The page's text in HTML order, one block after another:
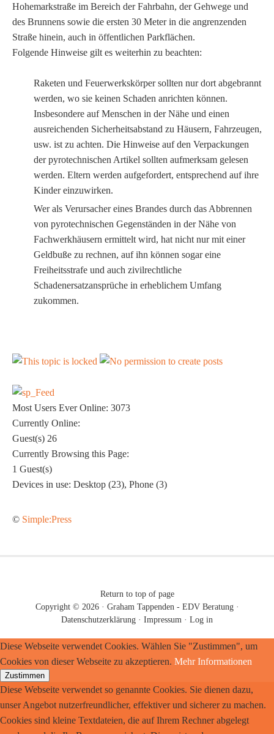
Hohemarkstraße im Bereich der Fahrbahn, der Gehwege und
des Brunnens sowie die ersten 30 Meter in die angrenzenden
Straße hinein, auch in öffentlichen Parkflächen.
Folgende Hinweise gilt es weiterhin zu beachten:
Raketen und Feuerwerkskörper sollten nur dort abgebrannt
werden, wo sie keinen Schaden anrichten können.
Insbesondere auf Menschen in der Nähe und einen
ausreichenden Sicherheitsabstand zu Häusern, Fahrzeugen,
usw. ist zu achten. Die Hinweise auf den Verpackungen
der pyrotechnischen Artikel sollten aufmerksam gelesen
werden. Eltern werden aufgefordert, entsprechend auf ihre
Kinder einzuwirken.
Wer als Verursacher eines Brandes durch das Abbrennen
von pyrotechnischen Gegenständen in der Nähe von
Fachwerkhäusern ermittelt wird, hat nicht nur mit einer
Geldbuße zu rechnen, auf ihn können sogar eine
Freiheitsstrafe und auch zivilrechtliche
Schadenersatzansprüche in erheblichem Umfang
zukommen.
Most Users Ever Online: 3073
Currently Online:
Guest(s) 26
Currently Browsing this Page:
1 Guest(s)
Devices in use: Desktop (23), Phone (3)
© Simple:Press
Return to top of page
Copyright © 2026 · Graham Tappenden - EDV Beratung·
Datenschutzerklärung · Impressum · Log in
Diese Webseite verwendet Cookies. Wählen Sie "Zustimmen", um
Cookies von dieser Webseite zu akzeptieren. Mehr Informationen
Zustimmen
Diese Webseite verwendet so genannte Cookies. Sie dienen dazu,
unser Angebot nutzerfreundlicher, effektiver und sicherer zu machen.
Cookies sind kleine Textdateien, die auf Ihrem Rechner abgelegt